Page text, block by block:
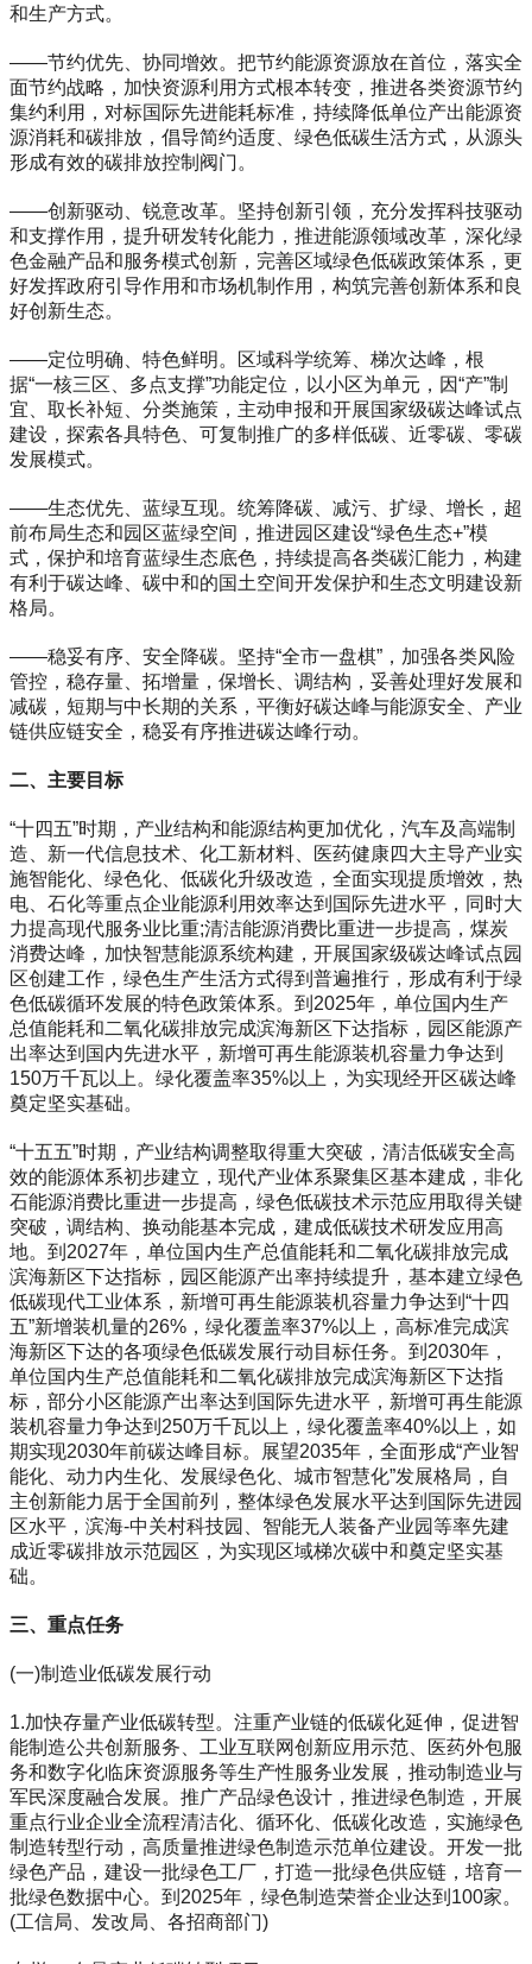
和生产方式。
——节约优先、协同增效。把节约能源资源放在首位，落实全
面节约战略，加快资源利用方式根本转变，推进各类资源节约
集约利用，对标国际先进能耗标准，持续降低单位产出能源资
源消耗和碳排放，倡导简约适度、绿色低碳生活方式，从源头
形成有效的碳排放控制阀门。
——创新驱动、锐意改革。坚持创新引领，充分发挥科技驱动
和支撑作用，提升研发转化能力，推进能源领域改革，深化绿
色金融产品和服务模式创新，完善区域绿色低碳政策体系，更
好发挥政府引导作用和市场机制作用，构筑完善创新体系和良
好创新生态。
——定位明确、特色鲜明。区域科学统筹、梯次达峰，根
据“一核三区、多点支撑”功能定位，以小区为单元，因“产”制
宜、取长补短、分类施策，主动申报和开展国家级碳达峰试点
建设，探索各具特色、可复制推广的多样低碳、近零碳、零碳
发展模式。
——生态优先、蓝绿互现。统筹降碳、减污、扩绿、增长，超
前布局生态和园区蓝绿空间，推进园区建设“绿色生态+”模
式，保护和培育蓝绿生态底色，持续提高各类碳汇能力，构建
有利于碳达峰、碳中和的国土空间开发保护和生态文明建设新
格局。
——稳妥有序、安全降碳。坚持“全市一盘棋”，加强各类风险
管控，稳存量、拓增量，保增长、调结构，妥善处理好发展和
减碳，短期与中长期的关系，平衡好碳达峰与能源安全、产业
链供应链安全，稳妥有序推进碳达峰行动。
二、主要目标
“十四五”时期，产业结构和能源结构更加优化，汽车及高端制
造、新一代信息技术、化工新材料、医药健康四大主导产业实
施智能化、绿色化、低碳化升级改造，全面实现提质增效，热
电、石化等重点企业能源利用效率达到国际先进水平，同时大
力提高现代服务业比重;清洁能源消费比重进一步提高，煤炭
消费达峰，加快智慧能源系统构建，开展国家级碳达峰试点园
区创建工作，绿色生产生活方式得到普遍推行，形成有利于绿
色低碳循环发展的特色政策体系。到2025年，单位国内生产
总值能耗和二氧化碳排放完成滨海新区下达指标，园区能源产
出率达到国内先进水平，新增可再生能源装机容量力争达到
150万千瓦以上。绿化覆盖率35%以上，为实现经开区碳达峰
奠定坚实基础。
“十五五”时期，产业结构调整取得重大突破，清洁低碳安全高
效的能源体系初步建立，现代产业体系聚集区基本建成，非化
石能源消费比重进一步提高，绿色低碳技术示范应用取得关键
突破，调结构、换动能基本完成，建成低碳技术研发应用高
地。到2027年，单位国内生产总值能耗和二氧化碳排放完成
滨海新区下达指标，园区能源产出率持续提升，基本建立绿色
低碳现代工业体系，新增可再生能源装机容量力争达到“十四
五”新增装机量的26%，绿化覆盖率37%以上，高标准完成滨
海新区下达的各项绿色低碳发展行动目标任务。到2030年，
单位国内生产总值能耗和二氧化碳排放完成滨海新区下达指
标，部分小区能源产出率达到国际先进水平，新增可再生能源
装机容量力争达到250万千瓦以上，绿化覆盖率40%以上，如
期实现2030年前碳达峰目标。展望2035年，全面形成“产业智
能化、动力内生化、发展绿色化、城市智慧化”发展格局，自
主创新能力居于全国前列，整体绿色发展水平达到国际先进园
区水平，滨海-中关村科技园、智能无人装备产业园等率先建
成近零碳排放示范园区，为实现区域梯次碳中和奠定坚实基
础。
三、重点任务
(一)制造业低碳发展行动
1.加快存量产业低碳转型。注重产业链的低碳化延伸，促进智
能制造公共创新服务、工业互联网创新应用示范、医药外包服
务和数字化临床资源服务等生产性服务业发展，推动制造业与
军民深度融合发展。推广产品绿色设计，推进绿色制造，开展
重点行业企业全流程清洁化、循环化、低碳化改造，实施绿色
制造转型行动，高质量推进绿色制造示范单位建设。开发一批
绿色产品，建设一批绿色工厂，打造一批绿色供应链，培育一
批绿色数据中心。到2025年，绿色制造荣誉企业达到100家。
(工信局、发改局、各招商部门)